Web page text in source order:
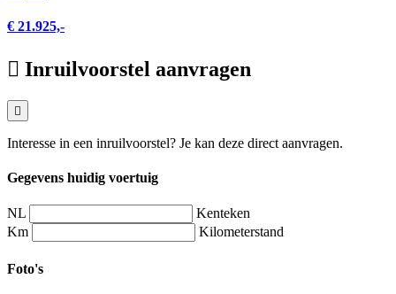
€ 21.925,-
Inruilvoorstel aanvragen
Interesse in een inruilvoorstel? Je kan deze direct aanvragen.
Gegevens huidig voertuig
NL
Kenteken
Km
Kilometerstand
Foto's